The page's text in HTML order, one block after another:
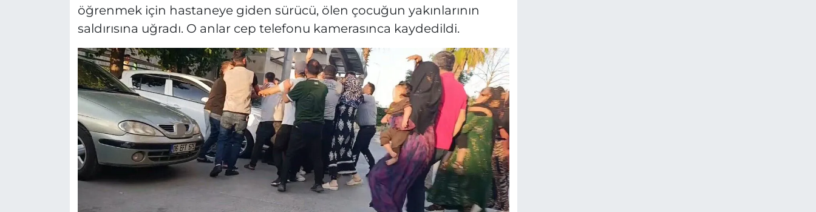
öğrenmek için hastaneye giden sürücü, ölen çocuğun yakınlarının
saldırısına uğradı. O anlar cep telefonu kamerasınca kaydedildi.